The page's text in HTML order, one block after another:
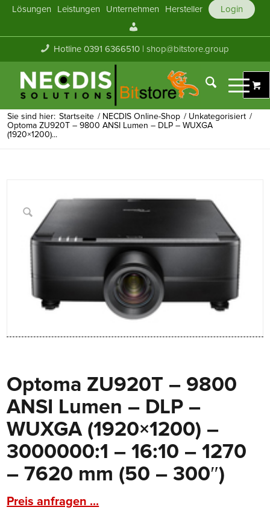
Lösungen Leistungen Unternehmen Hersteller
Login
Konto
Hotline 0391 6366510 |shop@bitstore.group
Sie sind hier: Startseite / NECDIS Online-Shop / Unkategorisiert /
Optoma ZU920T – 9800 ANSI Lumen – DLP – WUXGA
(1920×1200)...
Optoma ZU920T – 9800
ANSI Lumen – DLP –
WUXGA (1920×1200) –
3000000:1 – 16:10 – 1270
– 7620 mm (50 – 300″)
Preis anfragen ...